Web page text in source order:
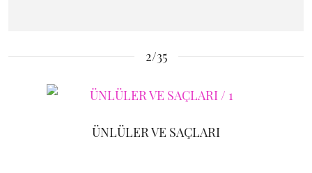
2/35
ÜNLÜLER VE SAÇLARI